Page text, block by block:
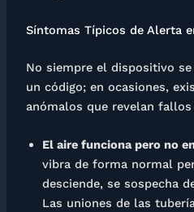
Síntomas Típicos de Alerta
No siempre el dispositivo
un código; en ocasiones,
anómalos que revelan
El aire funciona pero no
vibra de forma normal
desciende, se sospecha
Las uniones de las